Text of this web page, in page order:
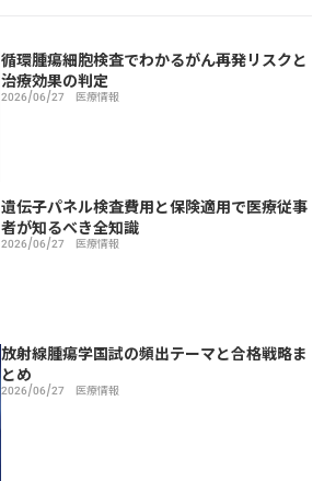
循環腫瘍細胞検査でわかるがん再発リスクと
治療効果の判定
2026/06/27 医療情報
遺伝子パネル検査費用と保険適用で医療従事
者が知るべき全知識
2026/06/27 医療情報
放射線腫瘍学国試の頻出テーマと合格戦略ま
とめ
2026/06/27 医療情報